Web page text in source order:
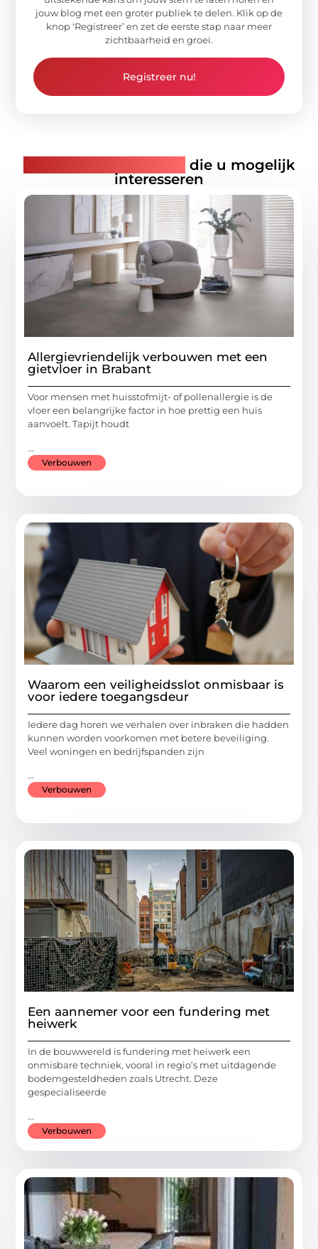
jouw blog met een groter publiek te delen. Klik op de
knop ‘Registreer’ en zet de eerste stap naar meer
zichtbaarheid en groei.
Registreer nu!
die u mogelijk
interesseren
Allergievriendelijk verbouwen met een
gietvloer in Brabant
Voor mensen met huisstofmijt- of pollenallergie is de
vloer een belangrijke factor in hoe prettig een huis
aanvoelt. Tapijt houdt
...
Verbouwen
Waarom een veiligheidsslot onmisbaar is
voor iedere toegangsdeur
Iedere dag horen we verhalen over inbraken die hadden
kunnen worden voorkomen met betere beveiliging.
Veel woningen en bedrijfspanden zijn
...
Verbouwen
Een aannemer voor een fundering met
heiwerk
In de bouwwereld is fundering met heiwerk een
onmisbare techniek, vooral in regio’s met uitdagende
bodemgesteldheden zoals Utrecht. Deze
gespecialiseerde
...
Verbouwen